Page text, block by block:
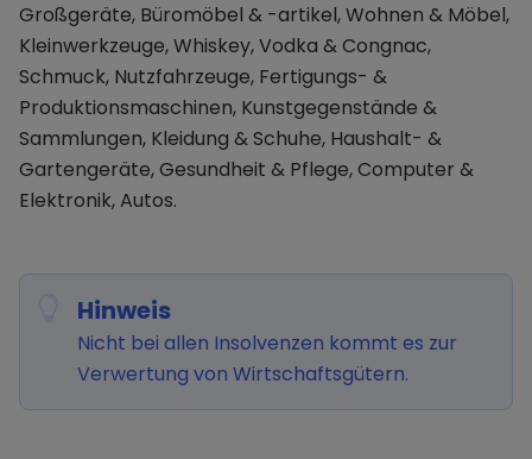
Großgeräte, Büromöbel & -artikel, Wohnen & Möbel,
Kleinwerkzeuge, Whiskey, Vodka & Congnac,
Schmuck, Nutzfahrzeuge, Fertigungs- &
Produktionsmaschinen, Kunstgegenstände &
Sammlungen, Kleidung & Schuhe, Haushalt- &
Gartengeräte, Gesundheit & Pflege, Computer &
Elektronik, Autos.
Hinweis
Nicht bei allen Insolvenzen kommt es zur
Verwertung von Wirtschaftsgütern.